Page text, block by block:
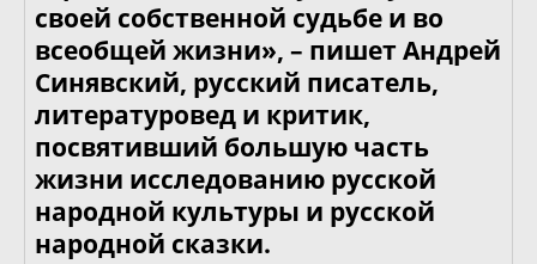
своей собственной судьбе и во
всеобщей жизни», – пишет Андрей
Синявский, русский писатель,
литературовед и критик,
посвятивший большую часть
жизни исследованию русской
народной культуры и русской
народной сказки.